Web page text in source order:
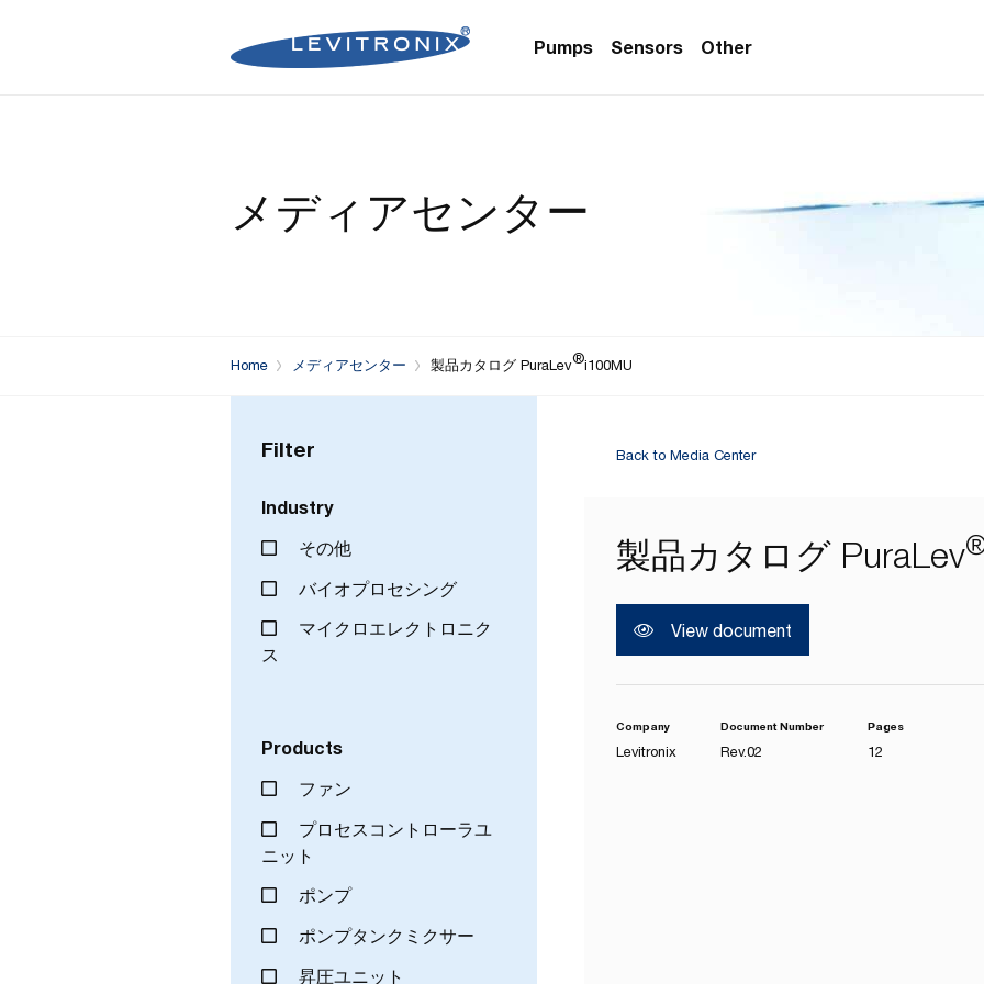
Pumps
Microelectronics Pumps (Solvent Applications)
Sensors
Microelectronics Clamp-On Flow Sensors
Bioprocessing Clamp-On Flow Sensors (First
Other
Bioprocessing Flow Controllers (Single-Use)
メディアセンター
Home メディアセンター 製品カタログ PuraLev®i100MU
Filter
Industry
その他
バイオプロセシング
マイクロエレクトロニク
ス
Products
ファン
プロセスコントローラユ
ニット
ポンプ
ポンプタンクミクサー
昇圧ユニット
Back to Media Center
製品カタログ PuraLev
View document
Company
Levitronix
Document Number
Rev.02
Pages
12